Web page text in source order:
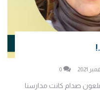
0
صدام كانت مدارسنا